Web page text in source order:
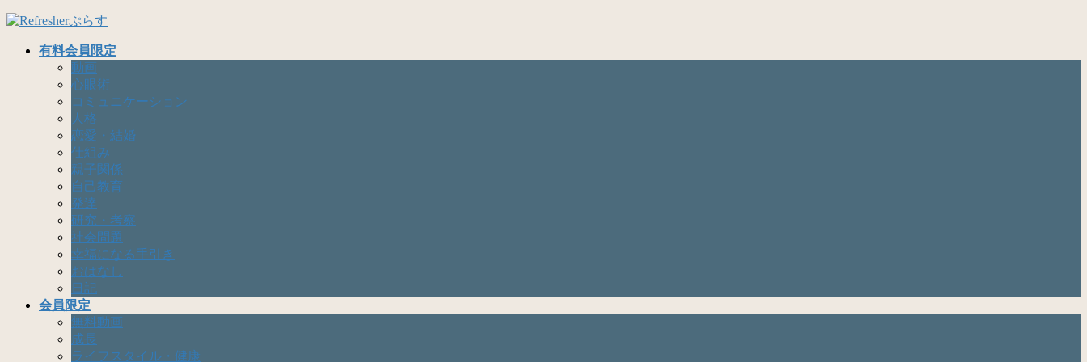
コ
ナ
有料会員限定
動画
心眼術
コミュニケーション
人格
恋愛・結婚
仕組み
親子関係
自己教育
発達
研究・考察
社会問題
幸福になる手引き
おはなし
日記
会員限定
無料動画
成長
ライフスタイル・健康